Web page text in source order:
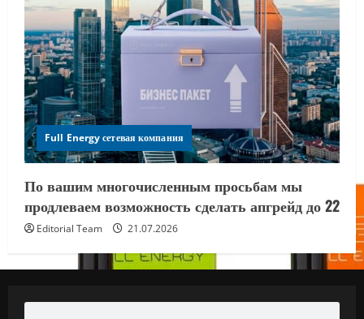
Full Energy сетевая компания
По вашим многочисленным просьбам мы
продлеваем возможность сделать апгрейд до 22
Editorial Team 21.07.2026